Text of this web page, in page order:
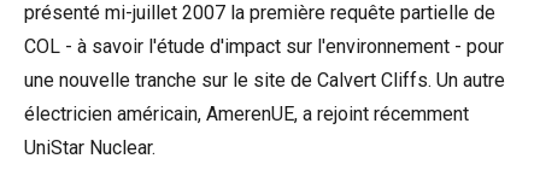
présenté mi-juillet 2007 la première requête partielle de
COL - à savoir l'étude d'impact sur l'environnement - pour
une nouvelle tranche sur le site de Calvert Cliffs. Un autre
électricien américain, AmerenUE, a rejoint récemment
UniStar Nuclear.